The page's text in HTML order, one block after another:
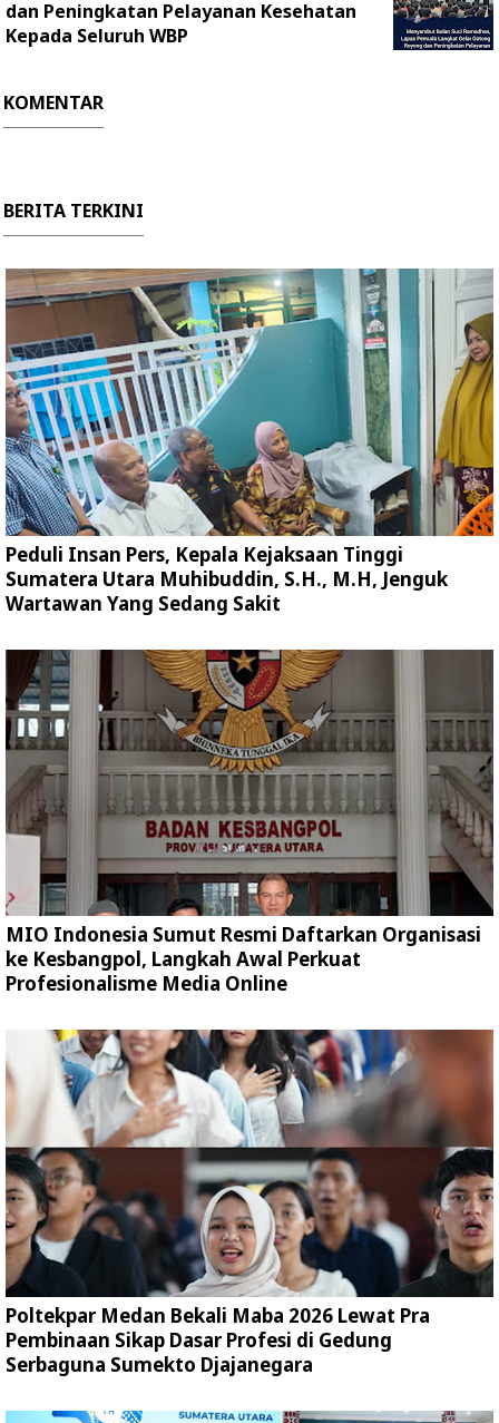
dan Peningkatan Pelayanan Kesehatan
Kepada Seluruh WBP
KOMENTAR
BERITA TERKINI
Peduli Insan Pers, Kepala Kejaksaan Tinggi
Sumatera Utara Muhibuddin, S.H., M.H, Jenguk
Wartawan Yang Sedang Sakit
MIO Indonesia Sumut Resmi Daftarkan Organisasi
ke Kesbangpol, Langkah Awal Perkuat
Profesionalisme Media Online
Poltekpar Medan Bekali Maba 2026 Lewat Pra
Pembinaan Sikap Dasar Profesi di Gedung
Serbaguna Sumekto Djajanegara